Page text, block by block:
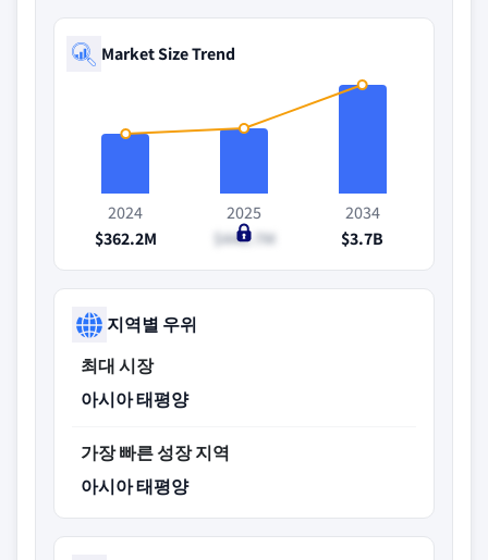
Market Size Trend
2024
$362.2M
2025
$446.7M
2034
$3.7B
지역별 우위
최대 시장
아시아 태평양
가장 빠른 성장 지역
아시아 태평양